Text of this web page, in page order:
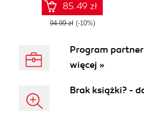
85.49 zł
94.99 zł (-10%)
Program
więcej »
Brak książki? -